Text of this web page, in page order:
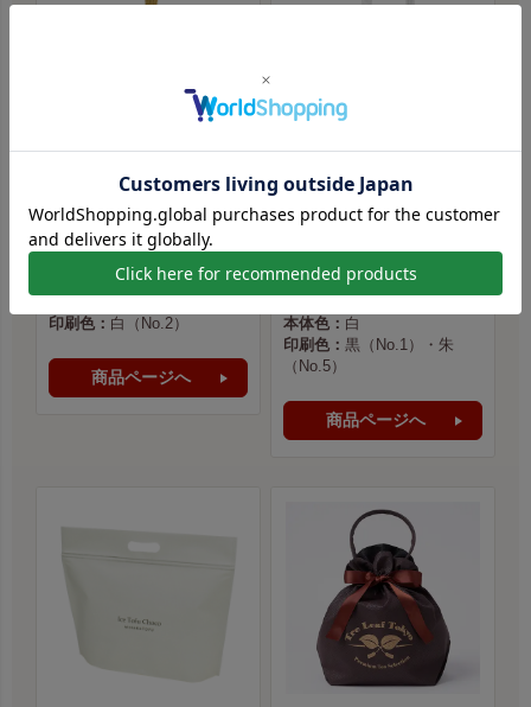
（一社）石巻圏観光推進機構様
印刷方法：シルク印刷（手
刷り）
印刷サイズ：はがきサイズ
印刷色： 白（No.2）
商品ページへ
北川牛乳店 様
印刷方法：シルク印刷（手
印刷サイズ：片面2色／B5サ
本体色： 白
印刷色： 黒（No.1）・朱
（No.5）
商品ページへ